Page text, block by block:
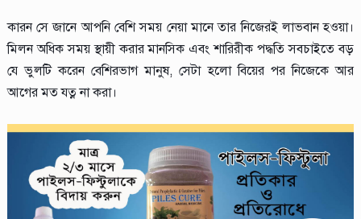
কারন সে জানে আপনি বেশি সময় নেয়া মানে তার নিজেরই লাভবান হওয়া।
মিলন অধিক সময় স্থায়ী করার মানসিক এবং শারিরীক পদ্ধতি সবচাইতে বড়
যে ভুলটি করেন বেশিরভাগ মানুষ, সেটা হলো বিয়ের পর নিজেকে আর
আগের মত যত্ন না করা।